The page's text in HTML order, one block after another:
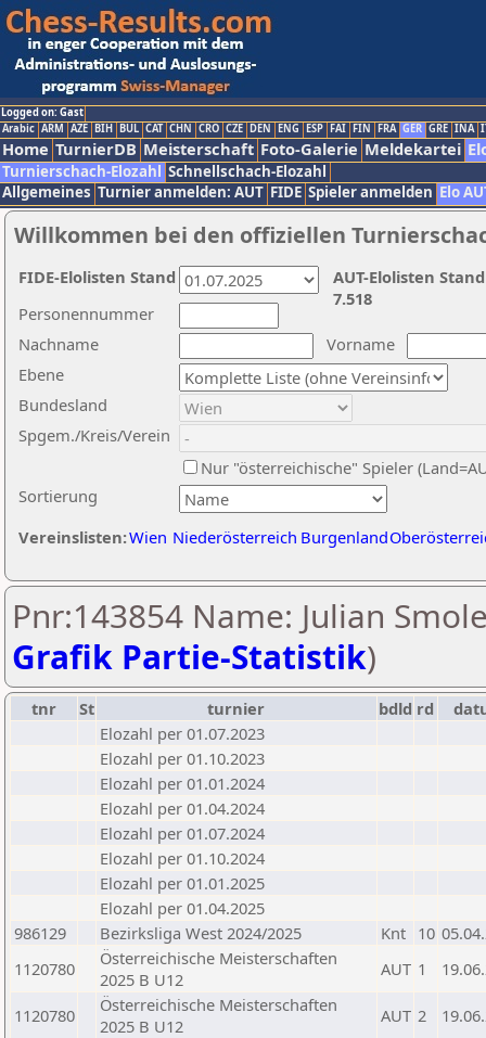
Logged on: Gast
Arabic ARM AZE BIH BUL CAT CHN CRO CZE DEN ENG ESP FAI FIN FRA GER GRE INA
Home TurnierDB Meisterschaft Foto-Galerie Meldekartei
Turnierschach-Elozahl Schnellschach-Elozahl
Allgemeines Turnier anmelden: AUT FIDE Spieler anmelden Elo
Willkommen bei den offiziellen
Nachname
Vorname
Ebene
Sortierung
Personennummer
Bundesland
Spgem./Kreis/Verein
Nur "österreichische" Spieler
Vereinslisten:Wien Niederösterreich Burgenland
AUT-Elolisten
7.518
FIDE-Elolisten Stand
Pnr:143854 Name: Julian
Grafik Partie-Statistik)
tnr St turnier bdld rd
Elozahl per 01.07.2023
Elozahl per 01.10.2023
Elozahl per 01.01.2024
Elozahl per 01.04.2024
Elozahl per 01.07.2024
Elozahl per 01.10.2024
Elozahl per 01.01.2025
Elozahl per 01.04.2025
986129
Bezirksliga West 2024/2025 Knt 10
1120780
Österreichische Meisterschaften
2025 B U12
AUT 1
1120780
Österreichische Meisterschaften
2025 B U12
AUT 2